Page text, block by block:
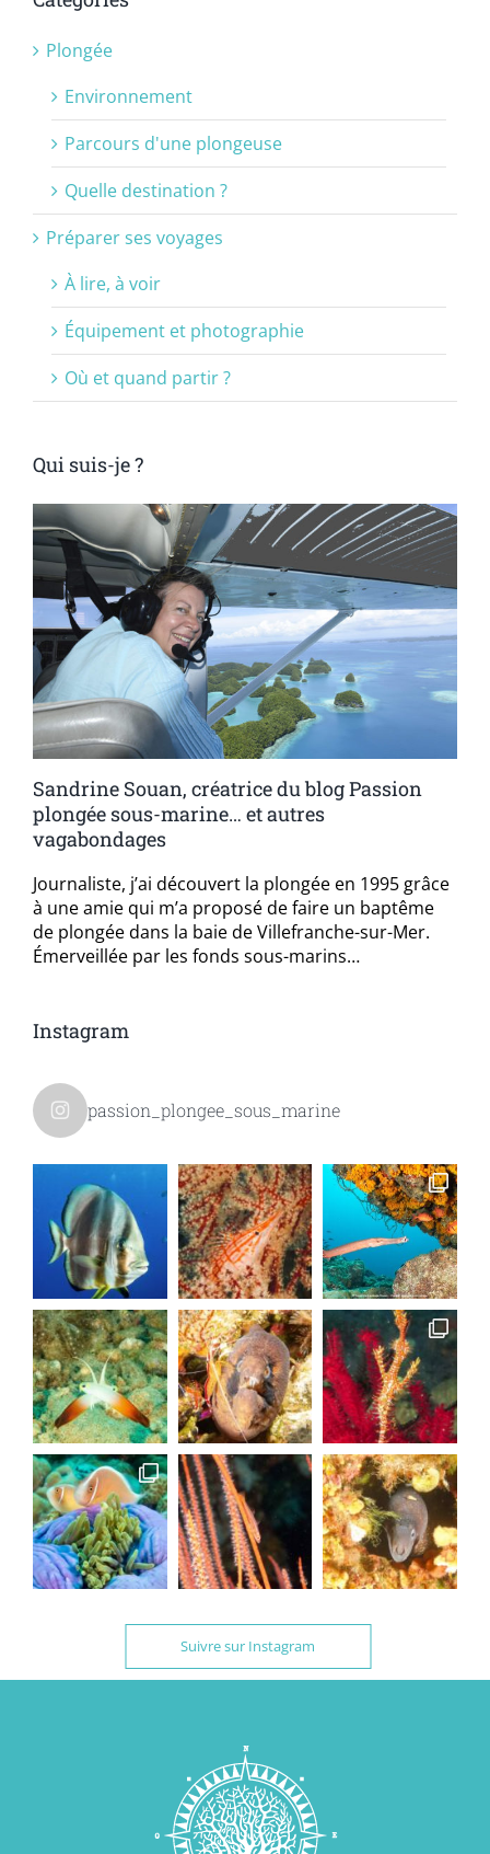
Plongée
Environnement
Parcours d'une plongeuse
Quelle destination ?
Préparer ses voyages
À lire, à voir
Équipement et photographie
Où et quand partir ?
Qui suis-je ?
Sandrine Souan, créatrice du blog Passion
plongée sous-marine… et autres
vagabondages
Journaliste, j’ai découvert la plongée en 1995 grâce
à une amie qui m’a proposé de faire un baptême
de plongée dans la baie de Villefranche-sur-Mer.
Émerveillée par les fonds sous-marins…
Instagram
passion_plongee_sous_marine
Suivre sur Instagram